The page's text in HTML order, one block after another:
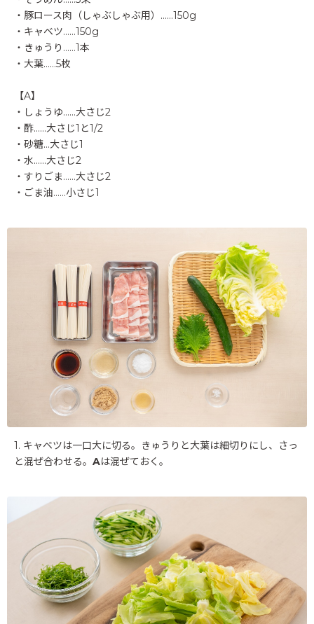
・豚ロース肉（しゃぶしゃぶ用）……150g
・キャベツ……150g
・きゅうり……1本
・大葉……5枚
【A】
・しょうゆ……大さじ2
・酢……大さじ1と1/2
・砂糖…大さじ1
・水……大さじ2
・すりごま……大さじ2
・ごま油……小さじ1
1. キャベツは一口大に切る。きゅうりと大葉は細切りにし、さっ
と混ぜ合わせる。 Aは混ぜておく。